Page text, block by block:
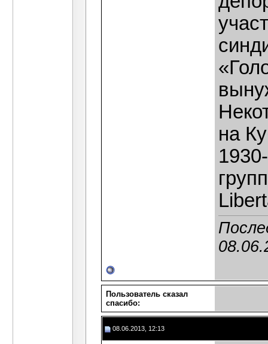
на
Пользователь сказал
cпасибо:
08.06.2013, 12:13